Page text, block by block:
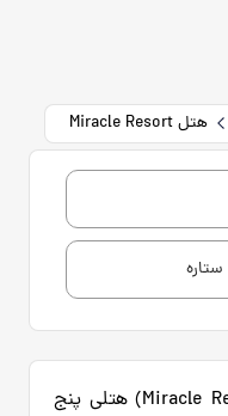
هتل Miracle Resort
هتل میراکل ریزورت (Miracle Resort Hotel) هتلی پنج